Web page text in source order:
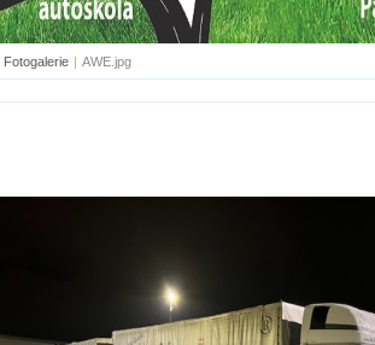
Fotogalerie | AWE.jpg